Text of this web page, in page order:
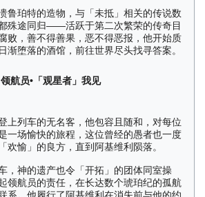
鲁珀特的造物，与「未抵」相关的传说数
殊途同归——活跃于第二次繁荣的传奇目
败，善不得善果，恶不得恶报，他开始质
渐堕落的酒馆，前往世界尽头找寻答案。
领航员•「观星者」我见
上列车的无名客，他包容且随和，对每位
一场愉快的旅程，这位曾经的愚者也一度
欢愉」的良方，直到阿基维利陨落。
，神的遗产也令「开拓」的团体同室操
领航员的责任，在长达数个琥珀纪的孤航
系。他履行了阿基维利在消失前与他的约